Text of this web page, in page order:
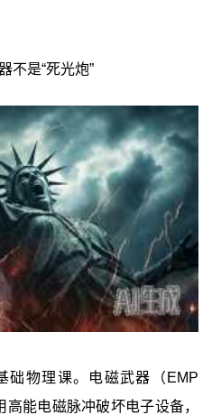
不是“死光炮”
础物理课。电磁武器（EMP
能电磁脉冲破坏电子设备，